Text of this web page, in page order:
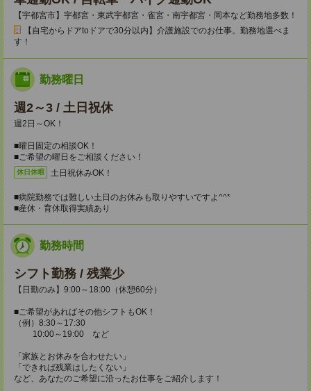
【宇都宮市】宇都宮・東武宇都宮・雀宮・南宇都宮・岡本など勤務地多数！
【自宅からドアtoドアで30分以内】介護施設でのお仕事。勤務地選べま
す！
勤務曜日
週2～3 / 土日祝休
週2日～OK！
■曜日固定の相談OK！
■ご希望の曜日をご相談ください！
休日休暇 土日祝休みOK！
■病院勤務では難しい土日のお休みも取りやすいですよ^^*
■産休・育休取得実績あり
勤務時間
シフト勤務 / 残業少
【日勤のみ】9:00～18:00（休憩60分）
■ご希望があればその他シフトもOK！
（例）8:30～17:30
10:00～19:00 など
「家族とお休みを合わせたい」
「できれば残業はしたくない」
など、あなたのご希望に沿ったお仕事をご紹介します！